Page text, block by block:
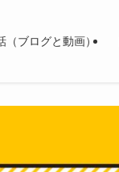
（ブログと動画）